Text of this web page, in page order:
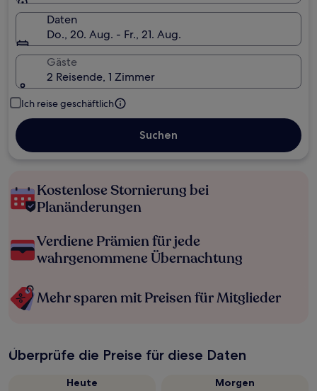
Daten
Do., 20. Aug. - Fr., 21. Aug.
Gäste
2 Reisende, 1 Zimmer
Ich reise geschäftlich
Suchen
Kostenlose Stornierung bei
Planänderungen
Verdiene Prämien für jede
wahrgenommene Übernachtung
Mehr sparen mit Preisen für Mitglieder
Überprüfe die Preise für diese Daten
Heute
Morgen